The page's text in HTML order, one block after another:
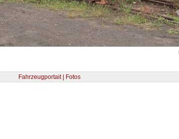
Fahrzeugportait | Fotos